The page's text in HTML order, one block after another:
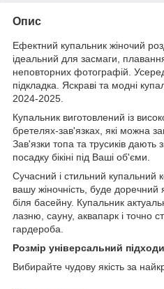
Опис
Ефектний купальник жіночий
ідеальний для засмаги,
неповторних фотографій.
підкладка. Яскраві та модні
2024-2025.
Купальник виготовлений із
бретелях-зав'язках, які можна
Зав'язки топа та трусиків дають
посадку бікіні під Ваші об'єми.
Сучасний і стильний купальний
вашу жіночність, буде доречний
біля басейну. Купальник
лазню, сауну, аквапарк і точно
гардероба.
Розмір універсальний
Вибирайте чудову якість за